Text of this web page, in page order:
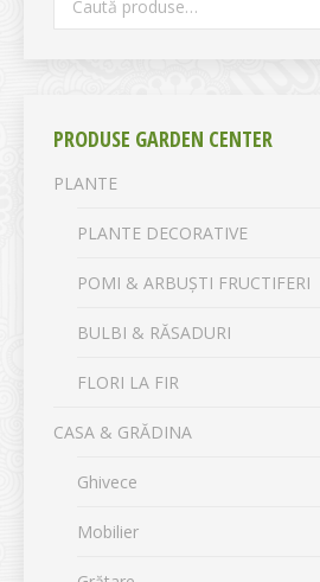
PRODUSE GARDEN CENTER
PLANTE
PLANTE DECORATIVE
POMI & ARBUȘTI FRUCTIFERI
BULBI & RĂSADURI
FLORI LA FIR
CASA & GRĂDINA
Ghivece
Mobilier